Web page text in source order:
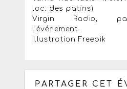
loc. des patins)
Virgin Radio,
l’événement.
Illustration Freepik
PARTAGER CET